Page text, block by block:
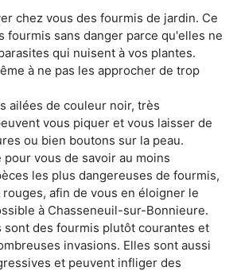
chez vous des fourmis de jardin. Ce
fourmis sans danger parce qu'elles ne
qui nuisent à vos plantes.
à ne pas les approcher de trop
ailées de couleur noir, très
vous piquer et vous laisser de
ou bien boutons sur la peau.
vous de savoir au moins
les plus dangereuses de fourmis,
afin de vous en éloigner le
à Chasseneuil-sur-Bonnieure.
sont des fourmis plutôt courantes et
invasions. Elles sont aussi
et peuvent infliger des